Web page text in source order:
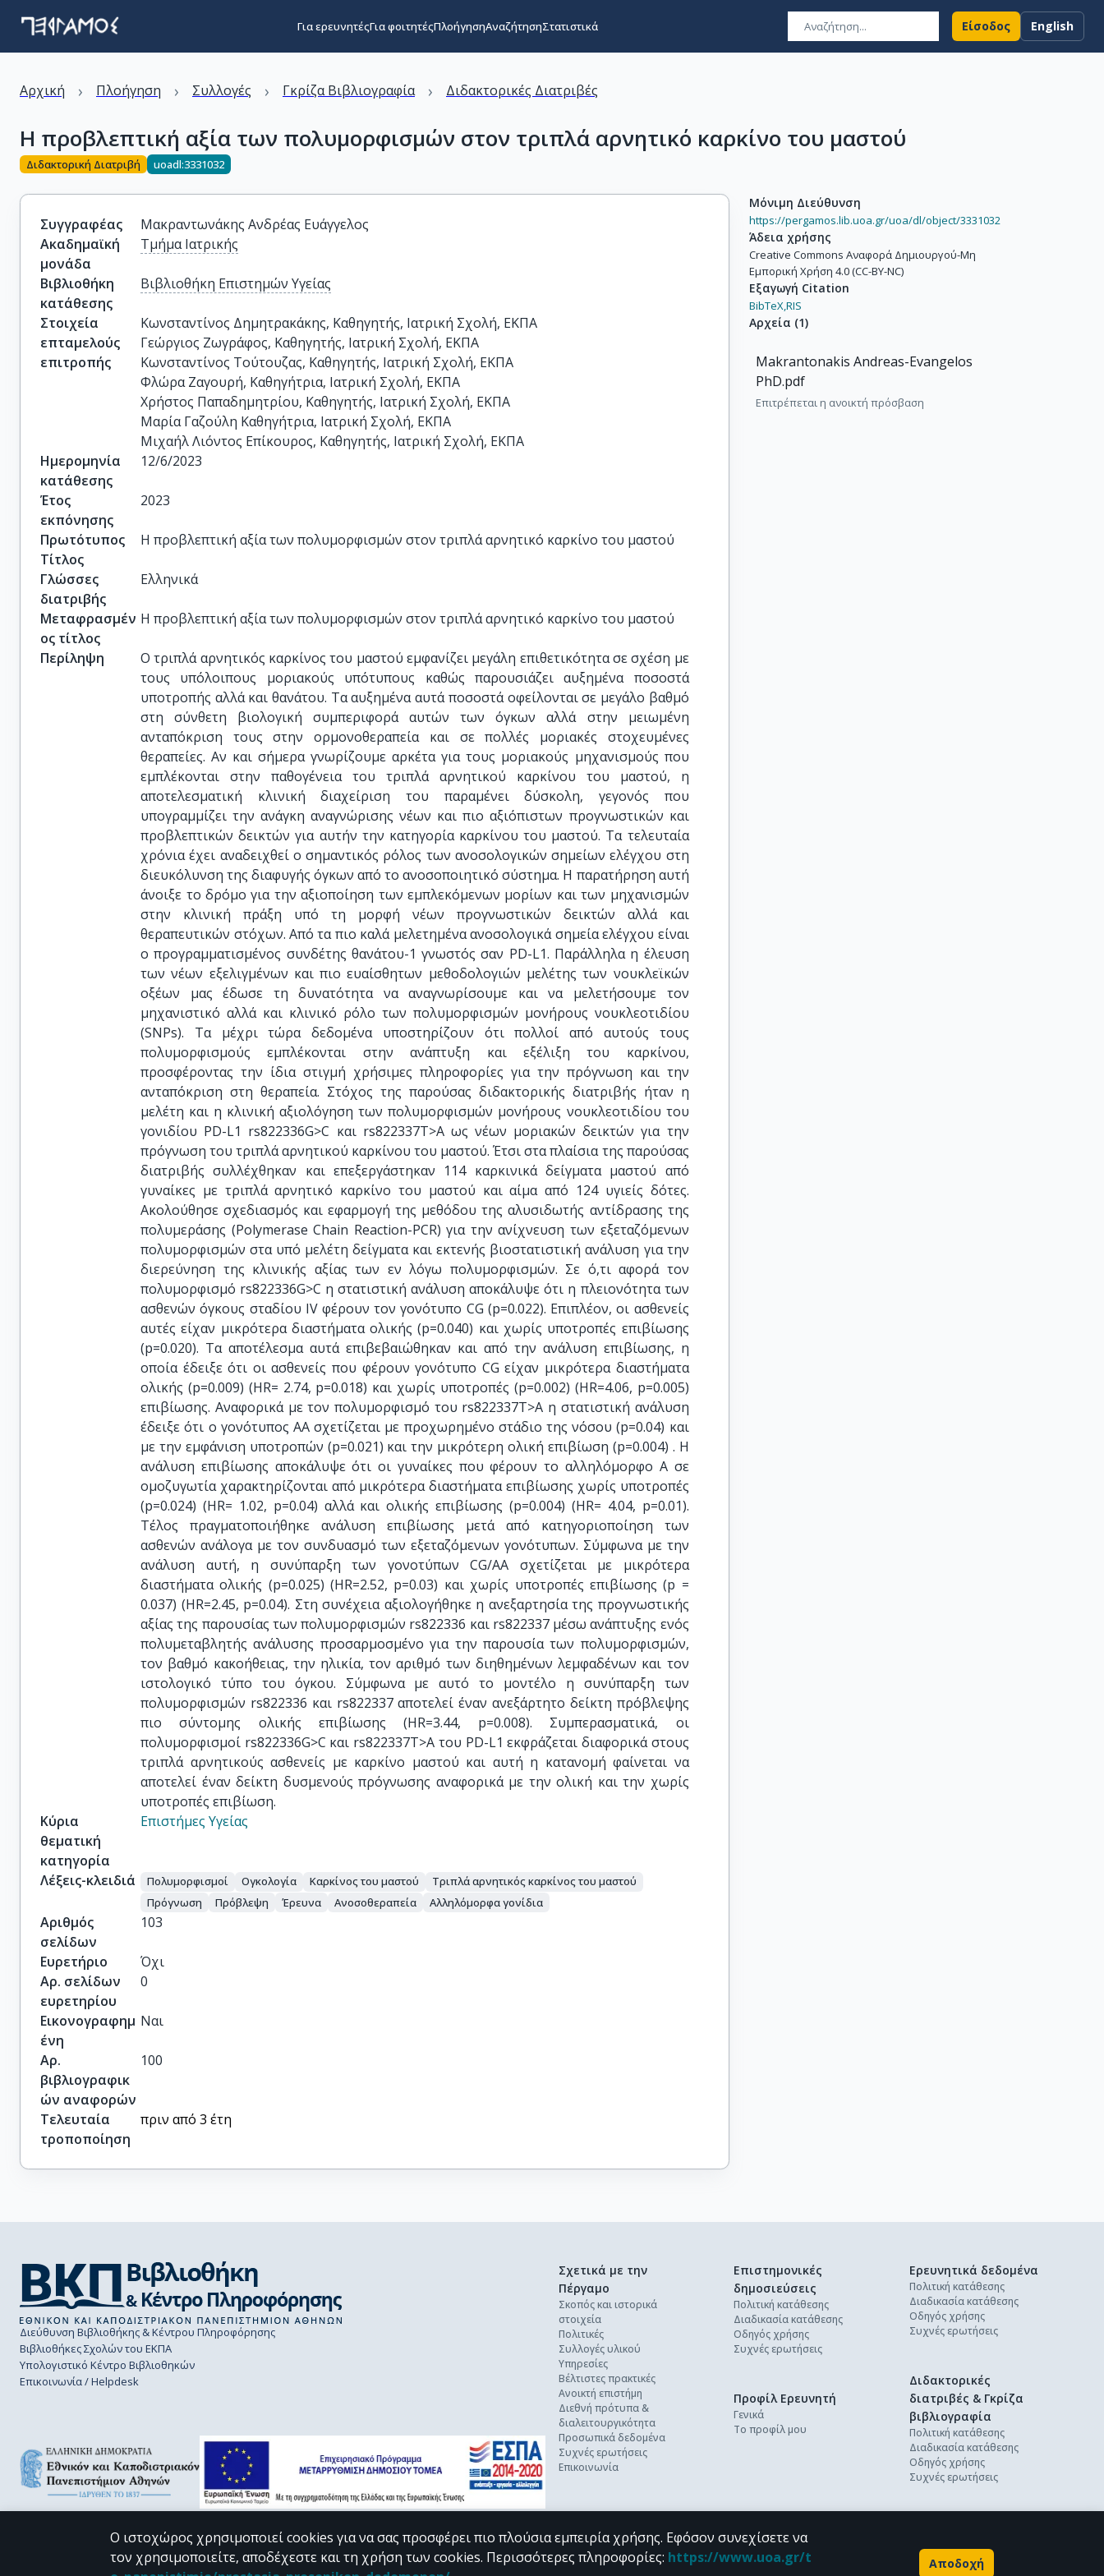
Για ερευνητέςΓια φοιτητέςΠλοήγησηΑναζήτησηΣτατιστικά Είσοδος English
Αρχική › Πλοήγηση › Συλλογές › Γκρίζα Βιβλιογραφία › Διδακτορικές Διατριβές
Η προβλεπτική αξία των πολυμορφισμών στον τριπλά αρνητικό καρκίνο του μαστού
Διδακτορική Διατριβή uoadl:3331032
Συγγραφέας
Μακραντωνάκης Aνδρέας Ευάγγελος
Ακαδημαϊκή
μονάδα
Τμήμα Ιατρικής
Βιβλιοθήκη
κατάθεσης
Βιβλιοθήκη Επιστημών Υγείας
Στοιχεία
επταμελούς
επιτροπής
Κωνσταντίνος Δημητρακάκης, Καθηγητής, Ιατρική Σχολή, ΕΚΠΑ
Γεώργιος Ζωγράφος, Καθηγητής, Ιατρική Σχολή, ΕΚΠΑ
Κωνσταντίνος Τούτουζας, Καθηγητής, Ιατρική Σχολή, ΕΚΠΑ
Φλώρα Ζαγουρή, Καθηγήτρια, Ιατρική Σχολή, ΕΚΠΑ
Χρήστος Παπαδημητρίου, Καθηγητής, Ιατρική Σχολή, ΕΚΠΑ
Μαρία Γαζούλη Καθηγήτρια, Ιατρική Σχολή, ΕΚΠΑ
Μιχαήλ Λιόντος Επίκουρος, Καθηγητής, Ιατρική Σχολή, ΕΚΠΑ
Ημερομηνία
κατάθεσης
12/6/2023
Έτος
εκπόνησης
2023
Πρωτότυπος
Τίτλος
Η προβλεπτική αξία των πολυμορφισμών στον τριπλά αρνητικό καρκίνο του μαστού
Γλώσσες
διατριβής
Ελληνικά
Μεταφρασμέν
ος τίτλος
Η προβλεπτική αξία των πολυμορφισμών στον τριπλά αρνητικό καρκίνο του μαστού
Περίληψη
Ο τριπλά αρνητικός καρκίνος του μαστού εμφανίζει μεγάλη επιθετικότητα σε σχέση με
τους υπόλοιπους μοριακούς υπότυπους καθώς παρουσιάζει αυξημένα ποσοστά
υποτροπής αλλά και θανάτου. Τα αυξημένα αυτά ποσοστά οφείλονται σε μεγάλο βαθμό
στη σύνθετη βιολογική συμπεριφορά αυτών των όγκων αλλά στην μειωμένη
ανταπόκριση τους στην ορμονοθεραπεία και σε πολλές μοριακές στοχευμένες
θεραπείες. Αν και σήμερα γνωρίζουμε αρκέτα για τους μοριακούς μηχανισμούς που
εμπλέκονται στην παθογένεια του τριπλά αρνητικού καρκίνου του μαστού, η
αποτελεσματική κλινική διαχείριση του παραμένει δύσκολη, γεγονός που
υπογραμμίζει την ανάγκη αναγνώρισης νέων και πιο αξιόπιστων προγνωστικών και
προβλεπτικών δεικτών για αυτήν την κατηγορία καρκίνου του μαστού. Τα τελευταία
χρόνια έχει αναδειχθεί ο σημαντικός ρόλος των ανοσολογικών σημείων ελέγχου στη
διευκόλυνση της διαφυγής όγκων από το ανοσοποιητικό σύστημα. Η παρατήρηση αυτή
άνοιξε το δρόμο για την αξιοποίηση των εμπλεκόμενων μορίων και των μηχανισμών
στην κλινική πράξη υπό τη μορφή νέων προγνωστικών δεικτών αλλά και
θεραπευτικών στόχων. Από τα πιο καλά μελετημένα ανοσολογικά σημεία ελέγχου είναι
ο προγραμματισμένος συνδέτης θανάτου-1 γνωστός σαν PD-L1. Παράλληλα η έλευση
των νέων εξελιγμένων και πιο ευαίσθητων μεθοδολογιών μελέτης των νουκλεϊκών
οξέων μας έδωσε τη δυνατότητα να αναγνωρίσουμε και να μελετήσουμε τον
μηχανιστικό αλλά και κλινικό ρόλο των πολυμορφισμών μονήρους νουκλεοτιδίου
(SNPs). Τα μέχρι τώρα δεδομένα υποστηρίζουν ότι πολλοί από αυτούς τους
πολυμορφισμούς εμπλέκονται στην ανάπτυξη και εξέλιξη του καρκίνου,
προσφέροντας την ίδια στιγμή χρήσιμες πληροφορίες για την πρόγνωση και την
ανταπόκριση στη θεραπεία. Στόχος της παρούσας διδακτορικής διατριβής ήταν η
μελέτη και η κλινική αξιολόγηση των πολυμορφισμών μονήρους νουκλεοτιδίου του
γονιδίου PD-L1 rs822336G>C και rs822337T>A ως νέων μοριακών δεικτών για την
πρόγνωση του τριπλά αρνητικού καρκίνου του μαστού. Έτσι στα πλαίσια της παρούσας
διατριβής συλλέχθηκαν και επεξεργάστηκαν 114 καρκινικά δείγματα μαστού από
γυναίκες με τριπλά αρνητικό καρκίνο του μαστού και αίμα από 124 υγιείς δότες.
Ακολούθησε σχεδιασμός και εφαρμογή της μεθόδου της αλυσιδωτής αντίδρασης της
πολυμεράσης (Polymerase Chain Reaction-PCR) για την ανίχνευση των εξεταζόμενων
πολυμορφισμών στα υπό μελέτη δείγματα και εκτενής βιοστατιστική ανάλυση για την
διερεύνηση της κλινικής αξίας των εν λόγω πολυμορφισμών. Σε ό,τι αφορά τον
πολυμορφισμό rs822336G>C η στατιστική ανάλυση αποκάλυψε ότι η πλειονότητα των
ασθενών όγκους σταδίου IV φέρουν τον γονότυπο CG (p=0.022). Επιπλέον, οι ασθενείς
αυτές είχαν μικρότερα διαστήματα ολικής (p=0.040) και χωρίς υποτροπές επιβίωσης
(p=0.020). Τα αποτέλεσμα αυτά επιβεβαιώθηκαν και από την ανάλυση επιβίωσης, η
οποία έδειξε ότι οι ασθενείς που φέρουν γονότυπο CG είχαν μικρότερα διαστήματα
ολικής (p=0.009) (HR= 2.74, p=0.018) και χωρίς υποτροπές (p=0.002) (HR=4.06, p=0.005)
επιβίωσης. Αναφορικά με τον πολυμορφισμό του rs822337Τ>Α η στατιστική ανάλυση
έδειξε ότι ο γονότυπος ΑΑ σχετίζεται με προχωρημένο στάδιο της νόσου (p=0.04) και
με την εμφάνιση υποτροπών (p=0.021) και την μικρότερη ολική επιβίωση (p=0.004) . Η
ανάλυση επιβίωσης αποκάλυψε ότι οι γυναίκες που φέρουν το αλληλόμορφο Α σε
ομοζυγωτία χαρακτηρίζονται από μικρότερα διαστήματα επιβίωσης χωρίς υποτροπές
(p=0.024) (HR= 1.02, p=0.04) αλλά και ολικής επιβίωσης (p=0.004) (HR= 4.04, p=0.01).
Τέλος πραγματοποιήθηκε ανάλυση επιβίωσης μετά από κατηγοριοποίηση των
ασθενών ανάλογα με τον συνδυασμό των εξεταζόμενων γονότυπων. Σύμφωνα με την
ανάλυση αυτή, η συνύπαρξη των γονοτύπων CG/AA σχετίζεται με μικρότερα
διαστήματα ολικής (p=0.025) (HR=2.52, p=0.03) και χωρίς υποτροπές επιβίωσης (p =
0.037) (HR=2.45, p=0.04). Στη συνέχεια αξιολογήθηκε η ανεξαρτησία της προγνωστικής
αξίας της παρουσίας των πολυμορφισμών rs822336 και rs822337 μέσω ανάπτυξης ενός
πολυμεταβλητής ανάλυσης προσαρμοσμένο για την παρουσία των πολυμορφισμών,
τον βαθμό κακοήθειας, την ηλικία, τον αριθμό των διηθημένων λεμφαδένων και τον
ιστολογικό τύπο του όγκου. Σύμφωνα με αυτό το μοντέλο η συνύπαρξη των
πολυμορφισμών rs822336 και rs822337 αποτελεί έναν ανεξάρτητο δείκτη πρόβλεψης
πιο σύντομης ολικής επιβίωσης (HR=3.44, p=0.008). Συμπερασματικά, οι
πολυμορφισμοί rs822336G>C και rs822337T>A του PD-L1 εκφράζεται διαφορικά στους
τριπλά αρνητικούς ασθενείς με καρκίνο μαστού και αυτή η κατανομή φαίνεται να
αποτελεί έναν δείκτη δυσμενούς πρόγνωσης αναφορικά με την ολική και την χωρίς
υποτροπές επιβίωση.
Κύρια
θεματική
κατηγορία
Επιστήμες Υγείας
Λέξεις-κλειδιά Πολυμορφισμοί Ογκολογία Καρκίνος του μαστού
Τριπλά αρνητικός καρκίνος του μαστού
Πρόγνωση
Πρόβλεψη Έρευνα Ανοσοθεραπεία Αλληλόμορφα γονίδια
Αριθμός
σελίδων
103
Ευρετήριο
Όχι
Αρ. σελίδων
ευρετηρίου
0
Εικονογραφημ
ένη
Ναι
Αρ.
βιβλιογραφικ
ών αναφορών
100
Τελευταία
τροποποίηση
πριν από 3 έτη
Μόνιμη Διεύθυνση
https://pergamos.lib.uoa.gr/uoa/dl/object/3331032
Άδεια χρήσης
Creative Commons Αναφορά Δημιουργού-Μη
Εμπορική Χρήση 4.0 (CC-BY-NC)
Εξαγωγή Citation
BibTeX,RIS
Αρχεία (1)
Makrantonakis Andreas-Evangelos
PhD.pdf
Επιτρέπεται η ανοικτή πρόσβαση
Διεύθυνση Βιβλιοθήκης & Κέντρου Πληροφόρησης
Βιβλιοθήκες Σχολών του ΕΚΠΑ
Υπολογιστικό Κέντρο Βιβλιοθηκών
Επικοινωνία / Helpdesk
Σχετικά με την
Πέργαμο
Σκοπός και ιστορικά
στοιχεία
Πολιτικές
Συλλογές υλικού
Υπηρεσίες
Βέλτιστες πρακτικές
Ανοικτή επιστήμη
Διεθνή πρότυπα &
διαλειτουργικότητα
Προσωπικά δεδομένα
Συχνές ερωτήσεις
Επικοινωνία
Επιστημονικές
δημοσιεύσεις
Πολιτική κατάθεσης
Διαδικασία κατάθεσης
Οδηγός χρήσης
Συχνές ερωτήσεις
Ερευνητικά δεδομένα
Πολιτική κατάθεσης
Διαδικασία κατάθεσης
Οδηγός χρήσης
Συχνές ερωτήσεις
Διδακτορικές
διατριβές & Γκρίζα
βιβλιογραφία
Πολιτική κατάθεσης
Διαδικασία κατάθεσης
Οδηγός χρήσης
Συχνές ερωτήσεις
Προφίλ Ερευνητή
Γενικά
Το προφίλ μου
CC BY-NC 4.0
Ο ιστοχώρος χρησιμοποιεί cookies για να σας προσφέρει πιο πλούσια εμπειρία χρήσης. Εφόσον συνεχίσετε να
τον χρησιμοποιείτε, αποδέχεστε και τη χρήση των cookies. Περισσότερες πληροφορίες: https://www.uoa.gr/t
Αποδοχή